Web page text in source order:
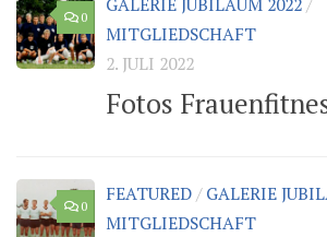
0
MITGLIEDSCHAFT
2. JULI 2022
Fotos
0
FEATURED/GALERIE
MITGLIEDSCHAFT